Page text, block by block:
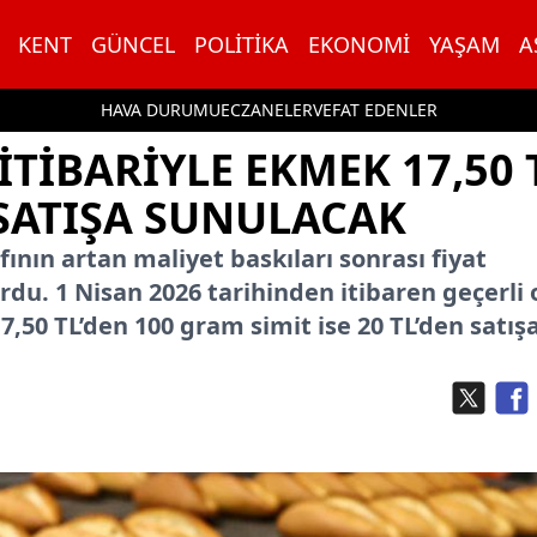
KENT GÜNCEL POLITIKA EKONOMI YAŞAM
HAVA DURUMUECZANELERVEFAT EDENLER
EKMEK 17,50
SUNULACAK
artan maliyet baskıları sonrası fiyat
1 Nisan 2026 tarihinden itibaren geçerli
TL’den 100 gram simit ise 20 TL’den